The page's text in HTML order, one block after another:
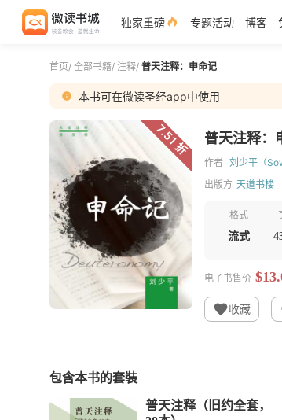
独家重磅 专题活动 博客
首页/ 全部书籍/ 注释/ 普天注释：申命记
本书可在微读圣经app中使用
7.51 折 普天注释：
作者 刘少平（
出版方 天道书楼
格式
流式
电子书售价
收藏
包含本书的套裝